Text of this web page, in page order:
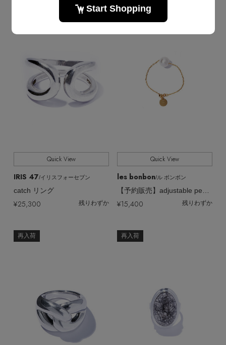
Quick View
IRIS 47/イリスフォーセブン
catch リング
¥25,300 残りわずか
再入荷 予約
Quick View
les bonbon/ル ボンボン
¥15,400 残りわずか
再入荷 再入荷